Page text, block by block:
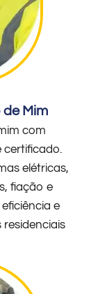
Mim
com
elétricas,
fiação e
e